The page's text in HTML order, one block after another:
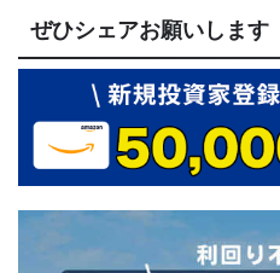
ぜひシェアお願いします